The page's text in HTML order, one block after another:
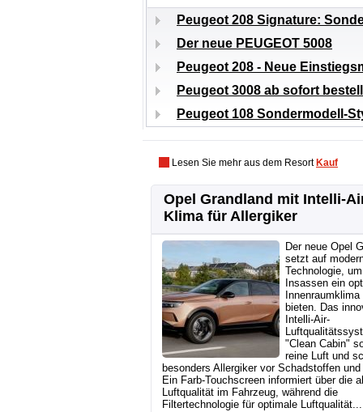
Peugeot 208 Signature:
Der neue PEUGEOT 5008
Peugeot 208 - Neue
Peugeot 3008 ab sofort
Peugeot 108 Sondermodell-
Lesen Sie mehr aus dem Resort Kauf
Opel Grandland mit Intelli-
Klima für Allergiker
Der neue Opel
setzt auf
Technologie, um
Insassen ein
Innenraumklima
bieten. Das
Intelli-Air-
"Clean Cabin"
reine Luft und
besonders Allergiker vor Schadstoffen
Ein Farb-Touchscreen informiert über die
Luftqualität im Fahrzeug, während die
Filtertechnologie für optimale Luftqualität...